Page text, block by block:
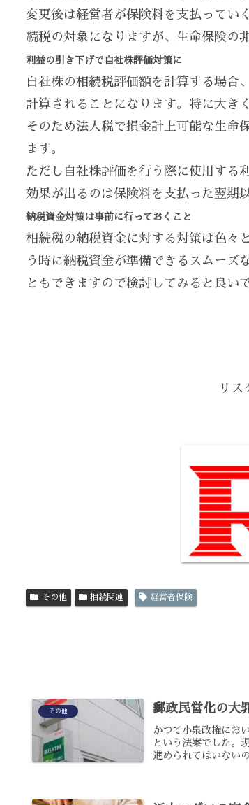
変更後は経営者が保険料を支払ってい
続税の対象になりますが、生命保険の
利益の引き下げで自社株評価対策に
自社株の相続税評価額を計算する場合
計算されることになります。特に大き
そのため法人税で損金計上可能な生命
ます。
ただし自社株評価を行う際に使用する
効果が出るのは保険料を支払った翌期
納税資金対策は事前に行っておくこと
相続税の納税資金に対する対策は色々
う時に納税資金が準備できるスムーズ
ともできますので検討してみると良い
リス
その他 相続関連 経営者保険
その他 郵政民営化の大
かつて小泉政権にお
という法案でした。
進められてはいない